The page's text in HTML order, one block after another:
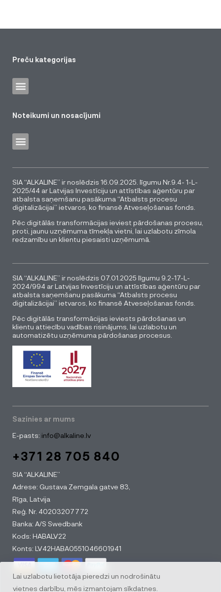
Lai uzlabotu lietotāja pieredzi un nodrošinātu
vietnes darbību, mēs izmantojam sīkdatnes.
Preču kategorijas
Noteikumi un nosacījumi
SIA “ALKALINE” ir noslēdzis 16.09.2025. līgumu Nr.9.4- 1-L-
2025/44 ar Latvijas Investīciju un attīstības aģentūru par
atbalsta saņemšanu pasākuma “Atbalsts procesu
digitalizācijai” ietvaros, ko finansē Atveseļošanas fonds.
Pēc digitālās transformācijas ieviest pārdošanas procesu,
proti, jaunu uzņēmuma tīmekļa vietni, lai uzlabotu zīmola
redzamību un klientu piesaisti uzņēmumā.
SIA “ALKALINE” ir noslēdzis 07.01.2025 līgumu 9.2-17-L-
2024/994 ar Latvijas Investīciju un attīstības aģentūru par
atbalsta saņemšanu pasākuma “Atbalsts procesu
digitalizācijai” ietvaros, ko finansē Atveseļošanas fonds.
Pēc digitālās transformācijas ieviests pārdošanas un
klientu attiecību vadības risinājums, lai uzlabotu un
automatizētu uzņēmuma pārdošanas procesus.
Sazinies ar mums
E-pasts: info@alkaline.lv
+371 28 705 840
SIA “ALKALINE”
Adrese: Gustava Zemgala gatve 83,
Rīga, Latvija
Reģ. Nr. 40203207772
Banka: A/S Swedbank
Kods: HABALV22
Konts: LV42HABA0551046601941